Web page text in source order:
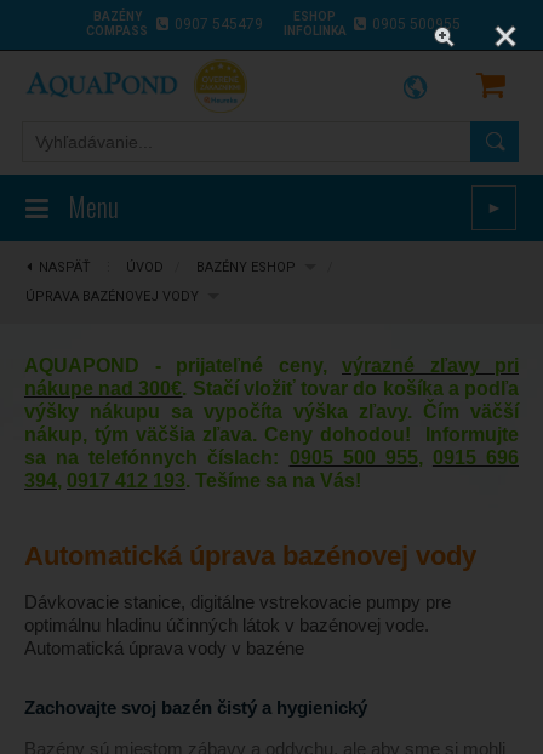
BAZÉNY
COMPASS
0907 545479
ESHOP
INFOLINKA
0905 500955
Menu ►
NASPÄŤ ÚVOD BAZÉNY ESHOP
ÚPRAVA BAZÉNOVEJ VODY
AQUAPOND - prijateľné ceny, výrazné zľavy pri
nákupe nad 300€. Stačí vložiť tovar do košíka a podľa
výšky nákupu sa vypočíta výška zľavy. Čím väčší
nákup, tým väčšia zľava. Ceny dohodou! Informujte
sa na telefónnych číslach: 0905 500 955, 0915 696
394, 0917 412 193. Tešíme sa na Vás!
Automatická úprava bazénovej vody
Dávkovacie stanice, digitálne vstrekovacie pumpy pre
optimálnu hladinu účinných látok v bazénovej vode.
Automatická úprava vody v bazéne
Zachovajte svoj bazén čistý a hygienický
Bazény sú miestom zábavy a oddychu, ale aby sme si mohli